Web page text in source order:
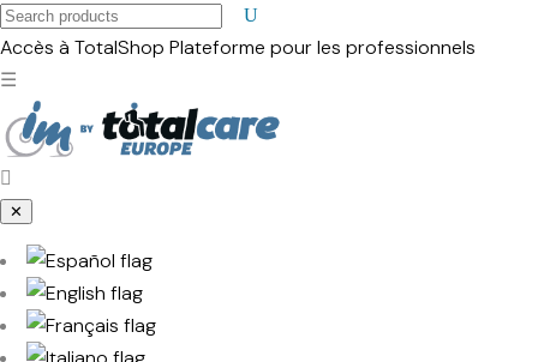
Search
products
Accès à TotalShop Plateforme pour les professionnels
☰
✕